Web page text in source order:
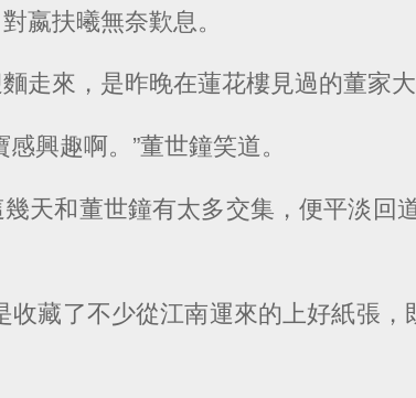
嬴扶曦無奈歎息。
走來，是昨晚在蓮花樓見過的董家大
興趣啊。”董世鐘笑道。
天和董世鐘有太多交集，便平淡回
收藏了不少從江南運來的上好紙張